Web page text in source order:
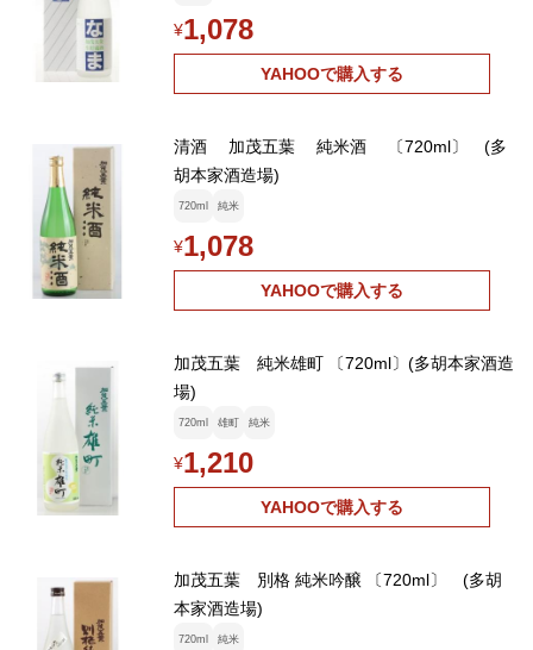
¥1,078
YAHOOで購入する
清酒 加茂五葉 純米酒 〔720ml〕 (多
胡本家酒造場)
720ml 純米
¥1,078
YAHOOで購入する
加茂五葉 純米雄町 〔720ml〕(多胡本家酒造
場)
720ml 雄町 純米
¥1,210
YAHOOで購入する
加茂五葉 別格 純米吟醸 〔720ml〕 (多胡
本家酒造場)
720ml 純米